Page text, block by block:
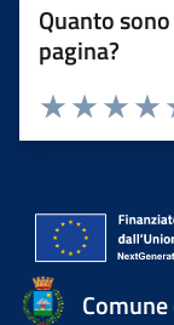
Quanto
pagina?
Valuta
Valuta 2
Valuta 1 stelle